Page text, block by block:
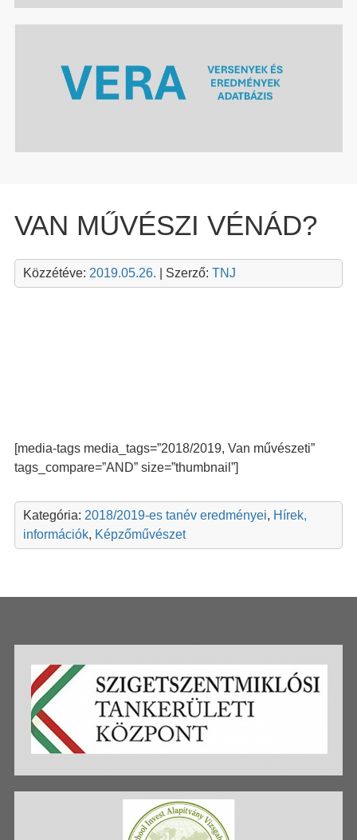
VAN MŰVÉSZI VÉNÁD?
Közzétéve: 2019.05.26. | Szerző: TNJ
[media-tags media_tags=”2018/2019, Van művészeti”
tags_compare=”AND” size=”thumbnail”]
Kategória: 2018/2019-es tanév eredményei, Hírek,
információk, Képzőművészet